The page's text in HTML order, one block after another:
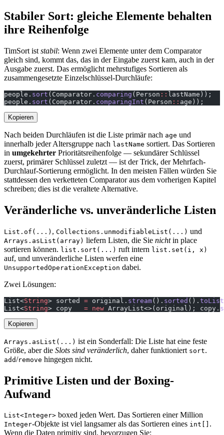
Stabiler Sort: gleiche Elemente behalten
ihre Reihenfolge
TimSort ist stabil: Wenn zwei Elemente unter dem Comparator
gleich sind, kommt das, das in der Eingabe zuerst kam, auch in der
Ausgabe zuerst. Das ermöglicht mehrstufiges Sortieren als
zusammengesetzte Einzelschlüssel-Durchläufe:
people. sort (Comparator. comparing (Person ::
people. sort (Comparator. comparingInt (Person ::
Kopieren
Nach beiden Durchläufen ist die Liste primär nach age und
innerhalb jeder Altersgruppe nach lastName sortiert. Das Sortieren
in umgekehrter Prioritätsreihenfolge — sekundärer Schlüssel
zuerst, primärer Schlüssel zuletzt — ist der Trick, der Mehrfach-
Durchlauf-Sortierung ermöglicht. In den meisten Fällen würden Sie
stattdessen den verketteten Comparator aus dem vorherigen Kapitel
schreiben; dies ist die veraltete Alternative.
Veränderliche vs. unveränderliche Listen
List.of(...) , Collections.unmodifiableList(...) und
Arrays.asList(array) liefern Listen, die Sie nichtin place
sortieren können. list.sort(...) ruft intern list.set(i, x)
auf, und unveränderliche Listen werfen eine
UnsupportedOperationException dabei.
Zwei Lösungen:
List<String> sorted = original. stream(). sorted (). toList
List<String> copy = new ArrayList<>(original); copy.
Kopieren
Arrays.asList(...) ist ein Sonderfall: Die Liste hat eine feste
Größe, aber die Slots sind veränderlich, daher funktioniert sort.
add/remove hingegen nicht.
Primitive Listen und der Boxing-
Aufwand
List<Integer> boxed jeden Wert. Das Sortieren einer Million
Integer-Objekte ist viel langsamer als das Sortieren eines int[] .
Wenn die Daten primitiv sind, bevorzugen Sie: